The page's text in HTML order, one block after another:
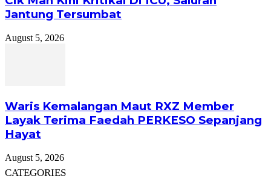
Jantung Tersumbat
August 5, 2026
Waris Kemalangan Maut RXZ Member
Layak Terima Faedah PERKESO Sepanjang
Hayat
August 5, 2026
CATEGORIES